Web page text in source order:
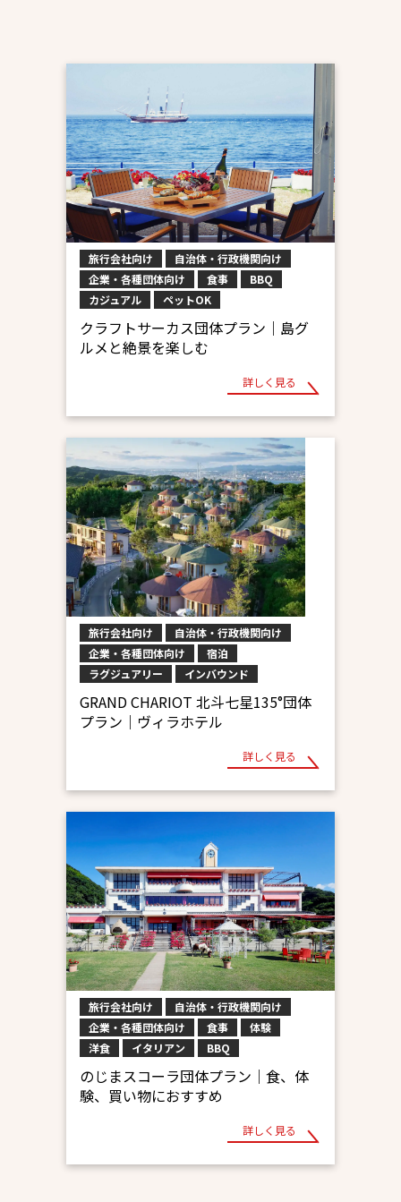
旅行会社向け
自治体・行政機関向け
企業・各種団体向け
食事
BBQ
カジュアル
ペットOK
クラフトサーカス団体プラン｜島グ
ルメと絶景を楽しむ
詳しく見る
旅行会社向け
自治体・行政機関向け
企業・各種団体向け
宿泊
ラグジュアリー
インバウンド
GRAND CHARIOT 北斗七星135°団体
プラン｜ヴィラホテル
詳しく見る
旅行会社向け
自治体・行政機関向け
企業・各種団体向け
食事
体験
洋食
イタリアン BBQ
のじまスコーラ団体プラン｜食、体
験、買い物におすすめ
詳しく見る